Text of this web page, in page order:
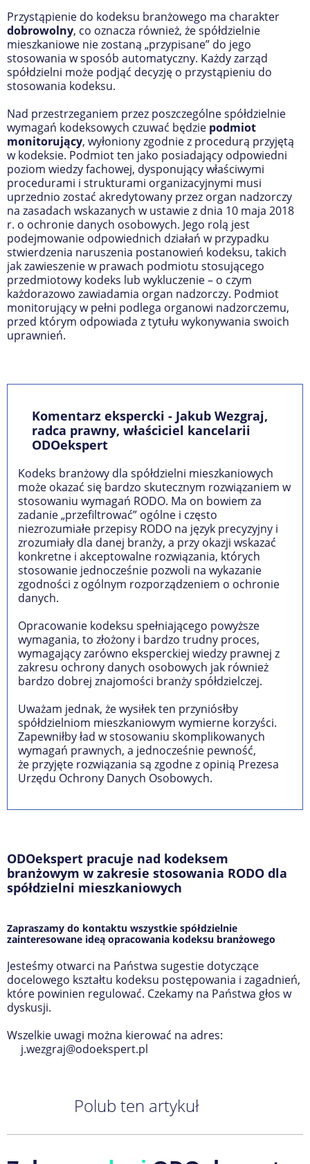
Przystąpienie do kodeksu branżowego ma charakter
dobrowolny, co oznacza również, że spółdzielnie
mieszkaniowe nie zostaną „przypisane” do jego
stosowania w sposób automatyczny. Każdy zarząd
spółdzielni może podjąć decyzję o przystąpieniu do
stosowania kodeksu.
Nad przestrzeganiem przez poszczególne spółdzielnie
wymagań kodeksowych czuwać będzie podmiot
monitorujący, wyłoniony zgodnie z procedurą przyjętą
w kodeksie. Podmiot ten jako posiadający odpowiedni
poziom wiedzy fachowej, dysponujący właściwymi
procedurami i strukturami organizacyjnymi musi
uprzednio zostać akredytowany przez organ nadzorczy
na zasadach wskazanych w ustawie z dnia 10 maja 2018
r. o ochronie danych osobowych. Jego rolą jest
podejmowanie odpowiednich działań w przypadku
stwierdzenia naruszenia postanowień kodeksu, takich
jak zawieszenie w prawach podmiotu stosującego
przedmiotowy kodeks lub wykluczenie – o czym
każdorazowo zawiadamia organ nadzorczy. Podmiot
monitorujący w pełni podlega organowi nadzorczemu,
przed którym odpowiada z tytułu wykonywania swoich
uprawnień.
Komentarz ekspercki - Jakub Wezgraj,
radca prawny, właściciel kancelarii
ODOekspert
Kodeks branżowy dla spółdzielni mieszkaniowych
może okazać się bardzo skutecznym rozwiązaniem w
stosowaniu wymagań RODO. Ma on bowiem za
zadanie „przefiltrować” ogólne i często
niezrozumiałe przepisy RODO na język precyzyjny i
zrozumiały dla danej branży, a przy okazji wskazać
konkretne i akceptowalne rozwiązania, których
stosowanie jednocześnie pozwoli na wykazanie
zgodności z ogólnym rozporządzeniem o ochronie
danych.
Opracowanie kodeksu spełniającego powyższe
wymagania, to złożony i bardzo trudny proces,
wymagający zarówno eksperckiej wiedzy prawnej z
zakresu ochrony danych osobowych jak również
bardzo dobrej znajomości branży spółdzielczej.
Uważam jednak, że wysiłek ten przyniósłby
spółdzielniom mieszkaniowym wymierne korzyści.
Zapewniłby ład w stosowaniu skomplikowanych
wymagań prawnych, a jednocześnie pewność,
że przyjęte rozwiązania są zgodne z opinią Prezesa
Urzędu Ochrony Danych Osobowych.
ODOekspert pracuje nad kodeksem
branżowym w zakresie stosowania RODO dla
spółdzielni mieszkaniowych
Zapraszamy do kontaktu wszystkie spółdzielnie
zainteresowane ideą opracowania kodeksu branżowego
Jesteśmy otwarci na Państwa sugestie dotyczące
docelowego kształtu kodeksu postępowania i zagadnień,
które powinien regulować. Czekamy na Państwa głos w
dyskusji.
Wszelkie uwagi można kierować na adres:
j.wezgraj@odoekspert.pl
Polub ten artykuł